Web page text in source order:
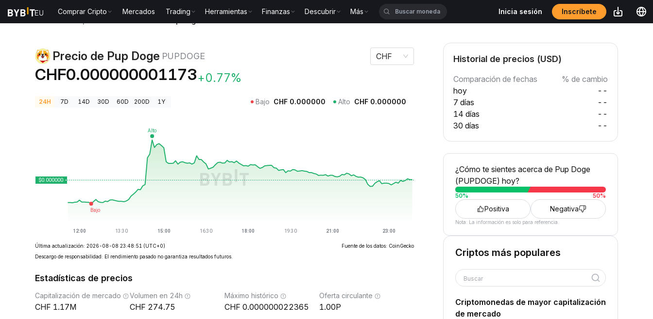
Comprar Cripto Mercados Trading Herramientas Finanzas Descubrir Más Inicia sesión Inscríbete
Precio de Pup Doge PUPDOGE
CHF0.000000001173+0.77%
CHF
24H 7D 14D 30D 60D 200D 1Y Bajo CHF 0.000000 Alto CHF 0.000000
Última actualización: 2026-08-08 23:48:51 (UTC+0)
Fuente de los datos: CoinGecko
Descargo de responsabilidad: El rendimiento pasado no garantiza resultados futuros.
Estadísticas de precios
Capitalización de mercado
1.17M
Volumen en 24h
274.75
Máximo histórico
0.000000022365
Oferta circulante
1.00P
Historial de precios (USD)
Comparación de fechas
% de cambio
hoy
--
7 días
--
14 días
--
30 días
--
¿Cómo te sientes acerca de Pup Doge
(PUPDOGE) hoy?
50% 50%
Positiva Negativa
Nota: La información es solo para referencia.
Criptos más populares
Buscar
Criptomonedas de mayor capitalización
de mercado